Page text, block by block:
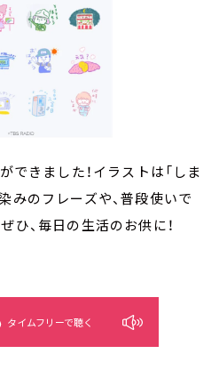
きました！イラストは「しま
みのフレーズや、普段使いで
ひ、毎日の生活のお供に！
タイムフリーで聴く